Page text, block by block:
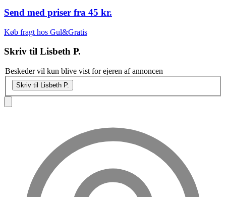
Send med priser fra 45 kr.
Køb fragt hos Gul&Gratis
Skriv til Lisbeth P.
Beskeder vil kun blive vist for ejeren af annoncen
Skriv til Lisbeth P.